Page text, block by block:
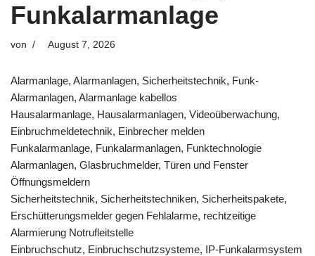
Funkalarmanlage
von August 7, 2026
Alarmanlage, Alarmanlagen, Sicherheitstechnik, Funk-
Alarmanlagen, Alarmanlage kabellos
Hausalarmanlage, Hausalarmanlagen, Videoüberwachung,
Einbruchmeldetechnik, Einbrecher melden
Funkalarmanlage, Funkalarmanlagen, Funktechnologie
Alarmanlagen, Glasbruchmelder, Türen und Fenster
Öffnungsmeldern
Sicherheitstechnik, Sicherheitstechniken, Sicherheitspakete,
Erschütterungsmelder gegen Fehlalarme, rechtzeitige
Alarmierung Notrufleitstelle
Einbruchschutz, Einbruchschutzsysteme, IP-Funkalarmsystem